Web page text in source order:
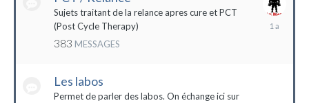
Sujets traitant de la relance apres cure et PCT
(Post Cycle Therapy)
383 MESSAGES
13
Les labos
Permet de parler des labos. On échange ici sur